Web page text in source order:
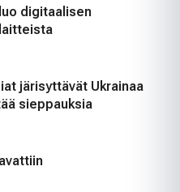
digitaalisen
järisyttävät Ukrainaa
sieppauksia